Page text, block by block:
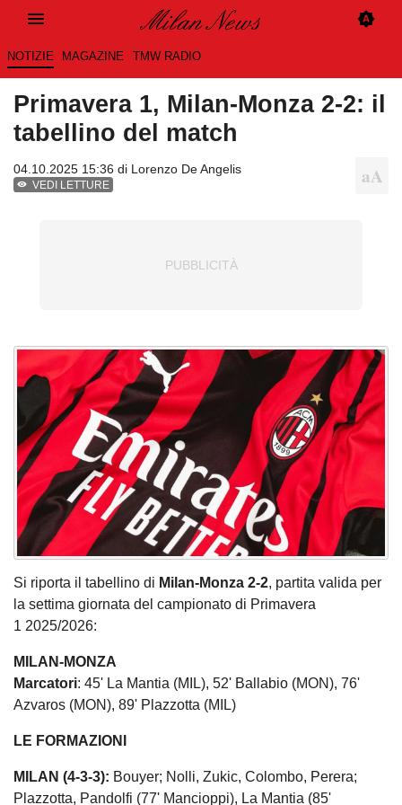
NOTIZIE MAGAZINE TMW RADIO
Primavera 1, Milan-Monza 2-2: il
tabellino del match
04.10.2025 15:36 di Lorenzo De Angelis
VEDI LETTURE
Si riporta il tabellino di Milan-Monza 2-2, partita valida per
la settima giornata del campionato di Primavera
1 2025/2026:
MILAN-MONZA
Marcatori: 45' La Mantia (MIL), 52' Ballabio (MON), 76'
Azvaros (MON), 89' Plazzotta (MIL)
LE FORMAZIONI
MILAN (4-3-3): Bouyer; Nolli, Zukic, Colombo, Perera;
Plazzotta, Pandolfi (77' Mancioppi), La Mantia (85'